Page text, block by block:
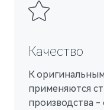
Качество
К
применяются
производства